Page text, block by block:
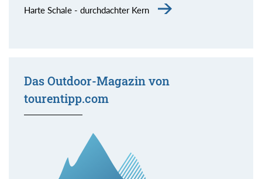
Harte Schale - durchdachter Kern
Das Outdoor-Magazin von
tourentipp.com